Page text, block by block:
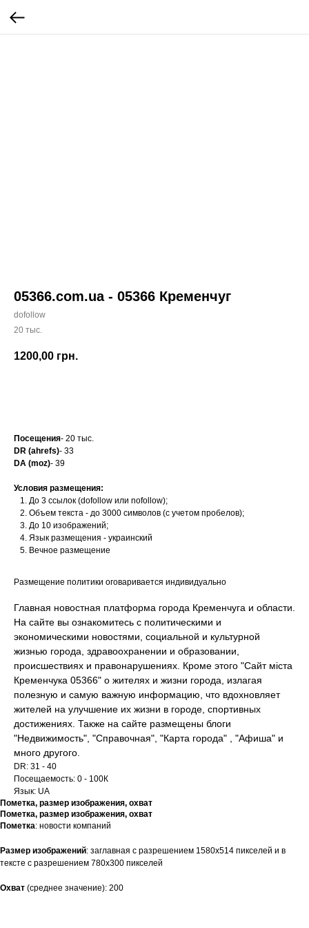
05366.com.ua - 05366 Кременчуг
dofollow
20 тыс.
1200,00 грн.
Посещения- 20 тыс.
DR (ahrefs)- 33
DA (moz)- 39
Условия размещения:
До 3 ссылок (dofollow или nofollow);
Объем текста - до 3000 символов (с учетом пробелов);
До 10 изображений;
Язык размещения - украинский
Вечное размещение
Размещение политики оговаривается индивидуально
Главная новостная платформа города Кременчуга и области.
На сайте вы ознакомитесь с политическими и
экономическими новостями, социальной и культурной
жизнью города, здравоохранении и образовании,
происшествиях и правонарушениях. Кроме этого "Сайт міста
Кременчука 05366" о жителях и жизни города, излагая
полезную и самую важную информацию, что вдохновляет
жителей на улучшение их жизни в городе, спортивных
достижениях. Также на сайте размещены блоги
"Недвижимость", "Справочная", "Карта города" , "Афиша" и
много другого.
DR: 31 - 40
Посещаемость: 0 - 100К
Язык: UA
Пометка, размер изображения, охват
Пометка, размер изображения, охват
Пометка: новости компаний
Размер изображений: заглавная c разрешением 1580х514 пикселей и в
тексте с разрешением 780х300 пикселей
Охват (среднее значение): 200